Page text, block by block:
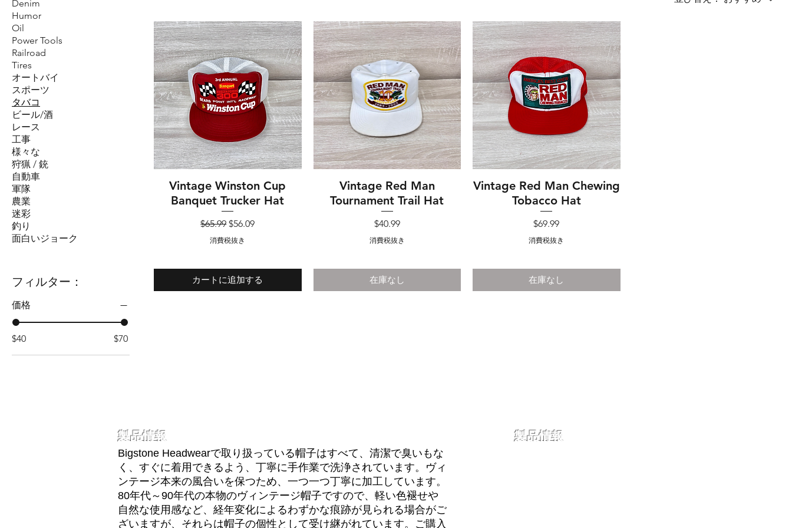
Denim
Humor
Oil
Power Tools
Railroad
Tires
オートバイ
スポーツ
タバコ
ビール/酒
レース
工事
様々な
狩猟 / 銃
自動車
軍隊
農業
迷彩
釣り
面白いジョーク
フィルター：
価格
$40 $70
クイックビュー
Vintage Winston Cup
Banquet Trucker Hat
通常価格
$65.99セール価格
$56.09
消費税抜き
カートに追加する
クイックビュー
Vintage Red Man
Tournament Trail Hat
価格
$40.99
消費税抜き
在庫なし
クイックビュー
Vintage Red Man Chewing
Tobacco Hat
価格
$69.99
消費税抜き
在庫なし
製品情報
Bigstone Headwearで取り扱っている帽子はすべて、清潔で臭いもな
く、すぐに着用できるよう、丁寧に手作業で洗浄されています。ヴィ
ンテージ本来の風合いを保つため、一つ一つ丁寧に加工しています。
80年代～90年代の本物のヴィンテージ帽子ですので、軽い色褪せや
自然な使用感など、経年変化によるわずかな痕跡が見られる場合がご
ざいますが、それらは帽子の個性として受け継がれています。ご購入
製品情報